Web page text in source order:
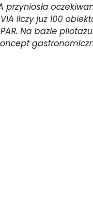
przyniosła
liczy już 100
Na bazie